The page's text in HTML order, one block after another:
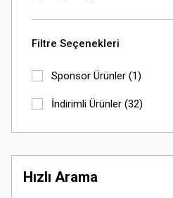
Filtre Seçenekleri
Sponsor Ürünler (1)
İndirimli Ürünler (32)
Hızlı Arama